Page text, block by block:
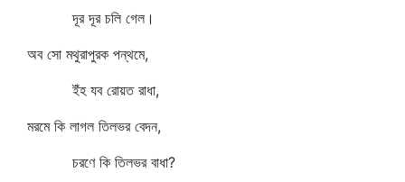
দূর দূর চলি গেল।
অব সো মথুরাপুরক পন্থমে,
ইঁহ যব রোয়ত রাধা,
মরমে কি লাগল তিলভর বেদন,
চরণে কি তিলভর বাধা?